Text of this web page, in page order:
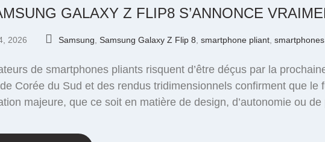
GALAXY Z FLIP8 S’ANNONCE
2026 Samsung Samsung Galaxy Z Flip 8 smartphone pliant smartphones
de smartphones pliants risquent d’être déçus par la
Corée du Sud et des rendus tridimensionnels confirment que le
majeure, que ce soit en matière de design, d’autonomie ou de